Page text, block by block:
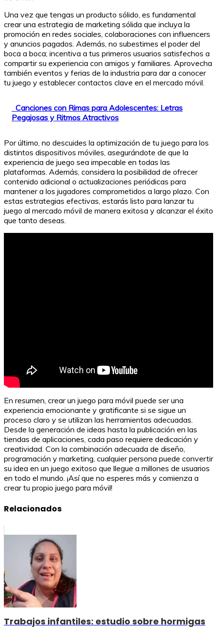
Una vez que tengas un producto sólido, es fundamental
crear una estrategia de marketing sólida que incluya la
promoción en redes sociales, colaboraciones con influencers
y anuncios pagados. Además, no subestimes el poder del
boca a boca; incentiva a tus primeros usuarios satisfechos a
compartir su experiencia con amigos y familiares. Aprovecha
también eventos y ferias de la industria para dar a conocer
tu juego y establecer contactos clave en el mercado móvil.
Canciones con Rimas para Adolescentes: Letras
Pegajosas y Ritmos Atractivos
Por último, no descuides la optimización de tu juego para los
distintos dispositivos móviles, asegurándote de que la
experiencia de juego sea impecable en todas las
plataformas. Además, considera la posibilidad de ofrecer
contenido adicional o actualizaciones periódicas para
mantener a los jugadores comprometidos a largo plazo. Con
estas estrategias efectivas, estarás listo para lanzar tu
juego al mercado móvil de manera exitosa y alcanzar el éxito
que tanto deseas.
En resumen, crear un juego para móvil puede ser una
experiencia emocionante y gratificante si se sigue un
proceso claro y se utilizan las herramientas adecuadas.
Desde la generación de ideas hasta la publicación en las
tiendas de aplicaciones, cada paso requiere dedicación y
creatividad. Con la combinación adecuada de diseño,
programación y marketing, cualquier persona puede convertir
su idea en un juego exitoso que llegue a millones de usuarios
en todo el mundo. ¡Así que no esperes más y comienza a
crear tu propio juego para móvil!
Relacionados
Trabajos infantiles: estudio sobre hormigas